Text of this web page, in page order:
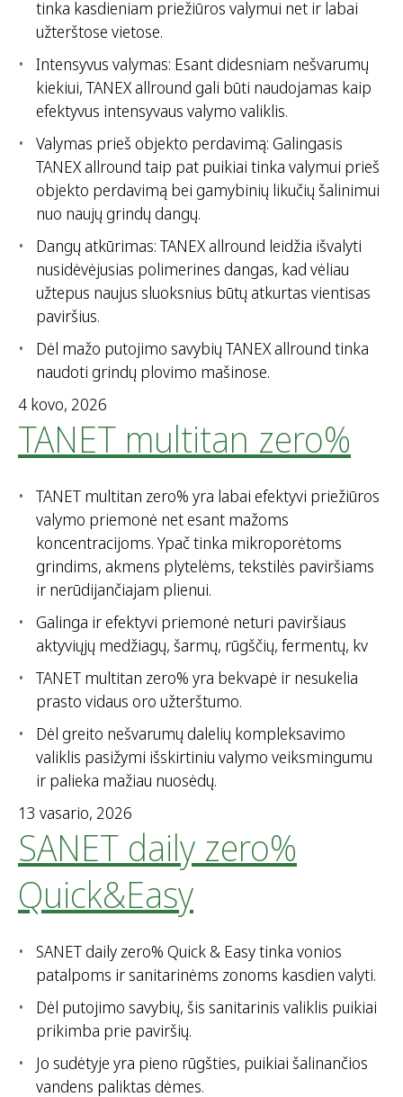
tinka kasdieniam priežiūros valymui net ir labai
užterštose vietose.
Intensyvus valymas: Esant didesniam nešvarumų
kiekiui, TANEX allround gali būti naudojamas kaip
efektyvus intensyvaus valymo valiklis.
Valymas prieš objekto perdavimą: Galingasis
TANEX allround taip pat puikiai tinka valymui prieš
objekto perdavimą bei gamybinių likučių šalinimui
nuo naujų grindų dangų.
Dangų atkūrimas: TANEX allround leidžia išvalyti
nusidėvėjusias polimerines dangas, kad vėliau
užtepus naujus sluoksnius būtų atkurtas vientisas
paviršius.
Dėl mažo putojimo savybių TANEX allround tinka
naudoti grindų plovimo mašinose.
4 kovo, 2026
TANET multitan zero%
TANET multitan zero% yra labai efektyvi priežiūros
valymo priemonė net esant mažoms
koncentracijoms. Ypač tinka mikroporėtoms
grindims, akmens plytelėms, tekstilės paviršiams
ir nerūdijančiajam plienui.
Galinga ir efektyvi priemonė neturi paviršiaus
aktyviųjų medžiagų, šarmų, rūgščių, fermentų, kv
TANET multitan zero% yra bekvapė ir nesukelia
prasto vidaus oro užterštumo.
Dėl greito nešvarumų dalelių kompleksavimo
valiklis pasižymi išskirtiniu valymo veiksmingumu
ir palieka mažiau nuosėdų.
13 vasario, 2026
SANET daily zero%
Quick&Easy
SANET daily zero% Quick & Easy tinka vonios
patalpoms ir sanitarinėms zonoms kasdien valyti.
Dėl putojimo savybių, šis sanitarinis valiklis puikiai
prikimba prie paviršių.
Jo sudėtyje yra pieno rūgšties, puikiai šalinančios
vandens paliktas dėmes.